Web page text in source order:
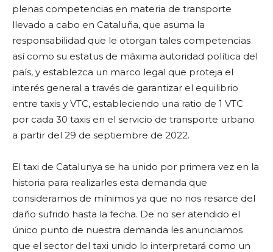
plenas competencias en materia de transporte
llevado a cabo en Cataluña, que asuma la
responsabilidad que le otorgan tales competencias
así como su estatus de máxima autoridad política del
país, y establezca un marco legal que proteja el
interés general a través de garantizar el equilibrio
entre taxis y VTC, estableciendo una ratio de 1 VTC
por cada 30 taxis en el servicio de transporte urbano
a partir del 29 de septiembre de 2022.
El taxi de Catalunya se ha unido por primera vez en la
historia para realizarles esta demanda que
consideramos de mínimos ya que no nos resarce del
daño sufrido hasta la fecha. De no ser atendido el
único punto de nuestra demanda les anunciamos
que el sector del taxi unido lo interpretará como un